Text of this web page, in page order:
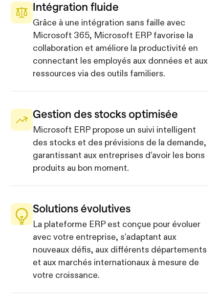
Intégration fluide
Grâce à une intégration sans faille avec
Microsoft 365, Microsoft ERP favorise la
collaboration et améliore la productivité en
connectant les employés aux données et aux
ressources via des outils familiers.
Gestion des stocks optimisée
Microsoft ERP propose un suivi intelligent
des stocks et des prévisions de la demande,
garantissant aux entreprises d’avoir les bons
produits au bon moment.
Solutions évolutives
La plateforme ERP est conçue pour évoluer
avec votre entreprise, s’adaptant aux
nouveaux défis, aux différents départements
et aux marchés internationaux à mesure de
votre croissance.